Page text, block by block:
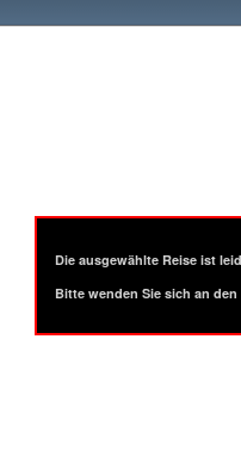
Die ausgewählte Reise ist
Bitte wenden Sie sich an den